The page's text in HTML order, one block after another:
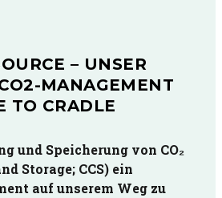
– UNSER
MANAGEMENT
TO CRADLE
und Speicherung von CO₂
Storage; CCS) ein
auf unserem Weg zu